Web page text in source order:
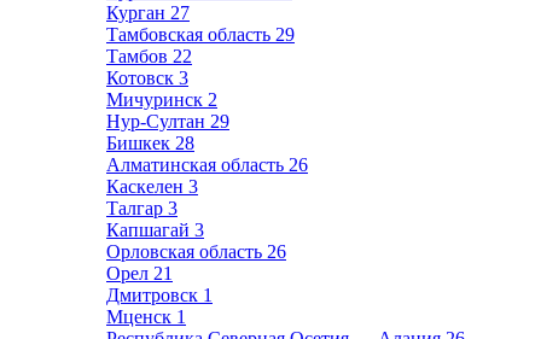
Курган 27
Тамбовская область 29
Тамбов 22
Котовск 3
Мичуринск 2
Нур-Султан 29
Бишкек 28
Алматинская область 26
Каскелен 3
Талгар 3
Капшагай 3
Орловская область 26
Орел 21
Дмитровск 1
Мценск 1